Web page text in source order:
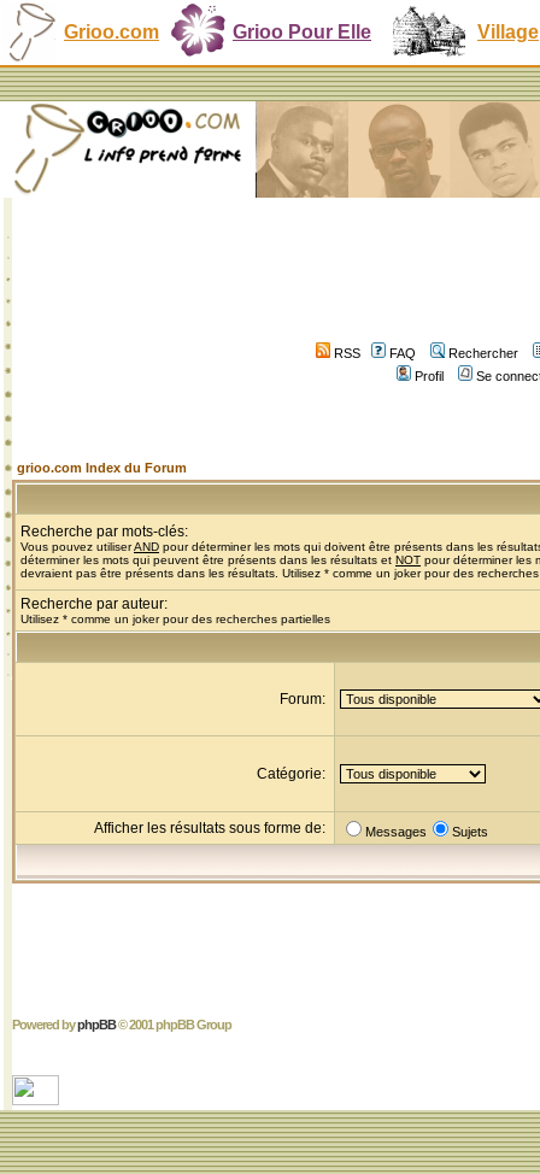
Grioo.com Grioo Pour Elle Village
RSS FAQ
Rechercher
Profil
Se
grioo.com Index du Forum
Recherche par mots-clés:
Vous pouvez utiliserAND pour déterminer les mots qui doivent être présents dans les
déterminer les mots qui peuvent être présents dans les résultats et NOT pour déterminer les
devraient pas être présents dans les résultats. Utilisez * comme un joker pour des
Recherche par auteur:
Utilisez * comme un joker pour des recherches partielles
Forum:
Catégorie:
Afficher les résultats sous forme de: Messages Sujets
Powered byphpBB© 2001 phpBB Group